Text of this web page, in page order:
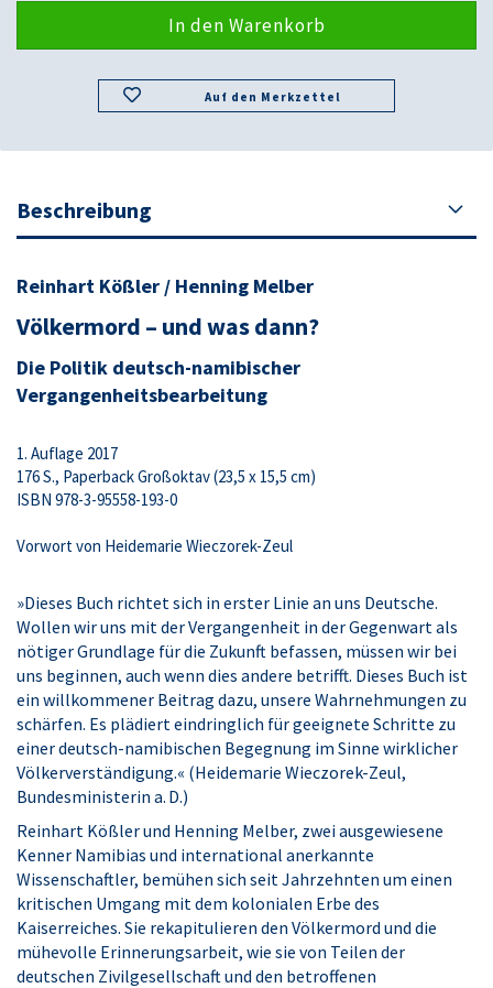
Auf den Merkzettel
Beschreibung
Reinhart Kößler / Henning Melber
Völkermord – und was dann?
Die Politik deutsch-namibischer
Vergangenheitsbearbeitung
1. Auflage 2017
176 S., Paperback Großoktav (23,5 x 15,5 cm)
ISBN 978-3-95558-193-0
Vorwort von Heidemarie Wieczorek-Zeul
»Dieses Buch richtet sich in erster Linie an uns Deutsche.
Wollen wir uns mit der Vergangenheit in der Gegenwart als
nötiger Grundlage für die Zukunft befassen, müssen wir bei
uns beginnen, auch wenn dies andere betrifft. Dieses Buch ist
ein willkommener Beitrag dazu, unsere Wahrnehmungen zu
schärfen. Es plädiert eindringlich für geeignete Schritte zu
einer deutsch-namibischen Begegnung im Sinne wirklicher
Völkerverständigung.« (Heidemarie Wieczorek-Zeul,
Bundesministerin a. D.)
Reinhart Kößler und Henning Melber, zwei ausgewiesene
Kenner Namibias und international anerkannte
Wissenschaftler, bemühen sich seit Jahrzehnten um einen
kritischen Umgang mit dem kolonialen Erbe des
Kaiserreiches. Sie rekapitulieren den Völkermord und die
mühevolle Erinnerungsarbeit, wie sie von Teilen der
deutschen Zivilgesellschaft und den betroffenen